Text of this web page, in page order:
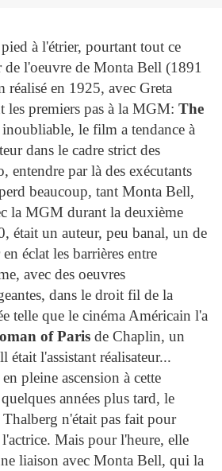
à l'étrier, pourtant tout ce
de l'oeuvre de Monta Bell (1891
en 1925, avec Greta
les premiers pas à la MGM: The
inoubliable, le film a tendance à
dans le cadre strict des
entendre par là des exécutants
beaucoup, tant Monta Bell,
la MGM durant la deuxième
était un auteur, peu banal, un de
éclat les barrières entre
avec des oeuvres
dans le droit fil de la
telle que le cinéma Américain l'a
of Paris de Chaplin, un
l'assistant réalisateur...
pleine ascension à cette
années plus tard, le
n'était pas fait pour
Mais pour l'heure, elle
liaison avec Monta Bell, qui la